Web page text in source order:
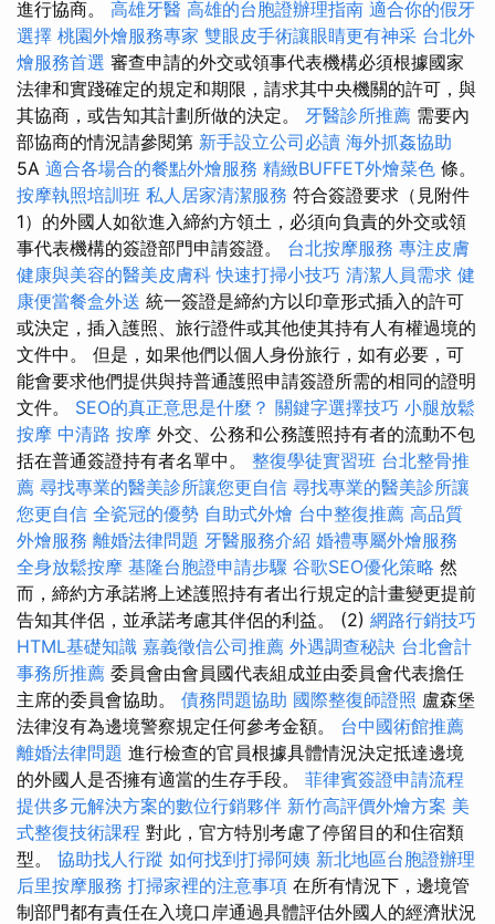
進行協商。 高雄牙醫 高雄的台胞證辦理指南 適合你的假牙
選擇 桃園外燴服務專家 雙眼皮手術讓眼睛更有神采 台北外
燴服務首選 審查申請的外交或領事代表機構必須根據國家
法律和實踐確定的規定和期限，請求其中央機關的許可，與
其協商，或告知其計劃所做的決定。 牙醫診所推薦 需要內
部協商的情況請參閱第 新手設立公司必讀 海外抓姦協助
5A 適合各場合的餐點外燴服務 精緻BUFFET外燴菜色 條。
按摩執照培訓班 私人居家清潔服務 符合簽證要求（見附件
1）的外國人如欲進入締約方領土，必須向負責的外交或領
事代表機構的簽證部門申請簽證。 台北按摩服務 專注皮膚
健康與美容的醫美皮膚科 快速打掃小技巧 清潔人員需求 健
康便當餐盒外送 統一簽證是締約方以印章形式插入的許可
或決定，插入護照、旅行證件或其他使其持有人有權過境的
文件中。 但是，如果他們以個人身份旅行，如有必要，可
能會要求他們提供與持普通護照申請簽證所需的相同的證明
文件。 SEO的真正意思是什麼？ 關鍵字選擇技巧 小腿放鬆
按摩 中清路 按摩 外交、公務和公務護照持有者的流動不包
括在普通簽證持有者名單中。 整復學徒實習班 台北整骨推
薦 尋找專業的醫美診所讓您更自信 尋找專業的醫美診所讓
您更自信 全瓷冠的優勢 自助式外燴 台中整復推薦 高品質
外燴服務 離婚法律問題 牙醫服務介紹 婚禮專屬外燴服務
全身放鬆按摩 基隆台胞證申請步驟 谷歌SEO優化策略 然
而，締約方承諾將上述護照持有者出行規定的計畫變更提前
告知其伴侶，並承諾考慮其伴侶的利益。 (2) 網路行銷技巧
HTML基礎知識 嘉義徵信公司推薦 外遇調查秘訣 台北會計
事務所推薦 委員會由會員國代表組成並由委員會代表擔任
主席的委員會協助。 債務問題協助 國際整復師證照 盧森堡
法律沒有為邊境警察規定任何參考金額。 台中國術館推薦
離婚法律問題 進行檢查的官員根據具體情況決定抵達邊境
的外國人是否擁有適當的生存手段。 菲律賓簽證申請流程
提供多元解決方案的數位行銷夥伴 新竹高評價外燴方案 美
式整復技術課程 對此，官方特別考慮了停留目的和住宿類
型。 協助找人行蹤 如何找到打掃阿姨 新北地區台胞證辦理
后里按摩服務 打掃家裡的注意事項 在所有情況下，邊境管
制部門都有責任在入境口岸通過具體評估外國人的經濟狀況